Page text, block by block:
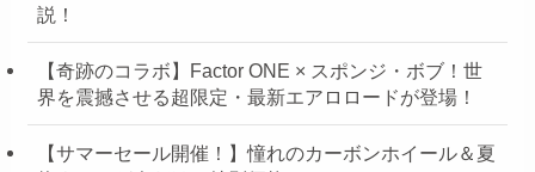
説！
【奇跡のコラボ】Factor ONE × スポンジ・ボブ！世
界を震撼させる超限定・最新エアロロードが登場！
【サマーセール開催！】憧れのカーボンホイール＆夏